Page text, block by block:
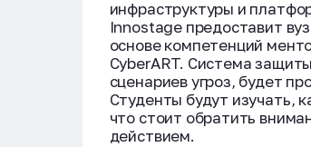
инфраструктуры и
Innostage предоставит
основе компетенций
CyberART. Система
сценариев угроз, будет
Студенты будут изучать,
что стоит обратить
действием.